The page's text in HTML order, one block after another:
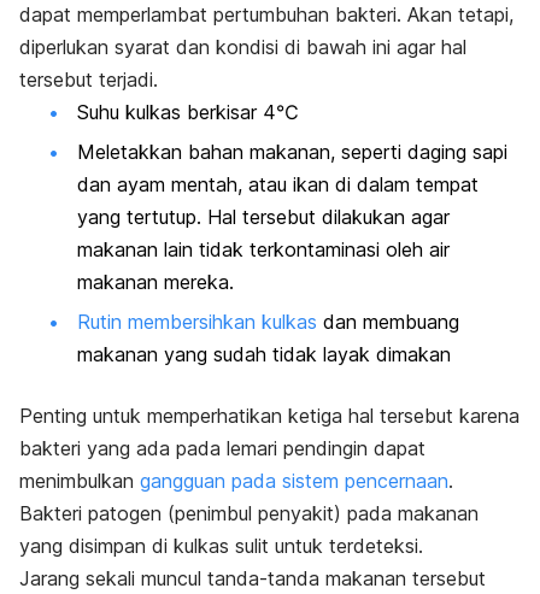
dapat memperlambat pertumbuhan bakteri. Akan tetapi,
diperlukan syarat dan kondisi di bawah ini agar hal
tersebut terjadi.
Suhu kulkas berkisar 4℃
Meletakkan bahan makanan, seperti daging sapi
dan ayam mentah, atau ikan di dalam tempat
yang tertutup. Hal tersebut dilakukan agar
makanan lain tidak terkontaminasi oleh air
makanan mereka.
Rutin membersihkan kulkas dan membuang
makanan yang sudah tidak layak dimakan
Penting untuk memperhatikan ketiga hal tersebut karena
bakteri yang ada pada lemari pendingin dapat
menimbulkan gangguan pada sistem pencernaan.
Bakteri patogen (penimbul penyakit) pada makanan
yang disimpan di kulkas sulit untuk terdeteksi.
Jarang sekali muncul tanda-tanda makanan tersebut